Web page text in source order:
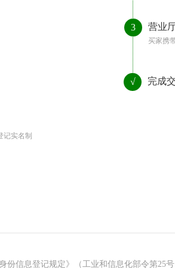
记实名制
3 营业
买家携
√ 完成
份信息登记规定》（工业和信息化部令第25